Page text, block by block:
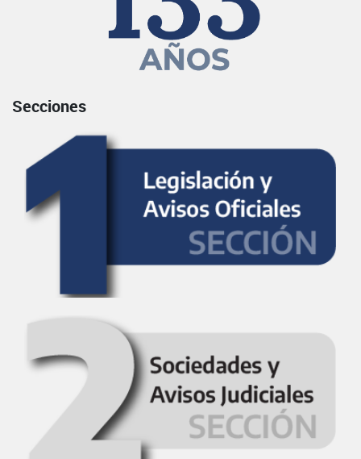
Secciones